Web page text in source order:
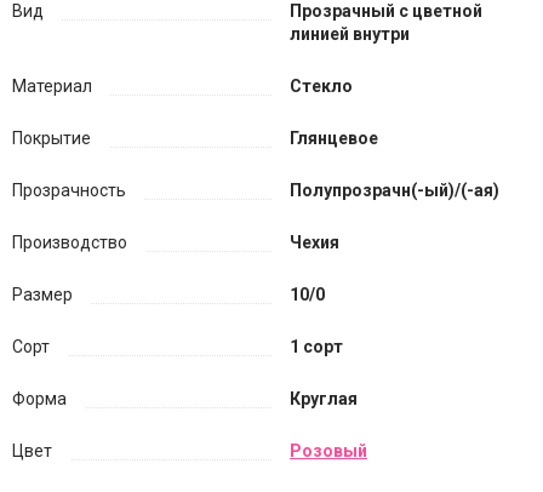
Вид
Прозрачный с цветной
линией внутри
Материал Стекло
Покрытие Глянцевое
Прозрачность Полупрозрачн(-ый)/(-ая)
Производство Чехия
Размер 10/0
Сорт 1 сорт
Форма Круглая
Цвет Розовый